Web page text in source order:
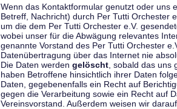
Wenn das Kontaktformular genutzt oder uns
Betreff, Nachricht) durch Per Tutti Orchester
um die dem Per Tutti Orchester e.V.
wobei unser für die Abwägung relevantes
genannte Vorstand des Per Tutti Orchester
Datenübertragung über das Internet nie
Die Daten werden gelöscht , sobald das
haben Betroffene hinsichtlich ihrer Daten
Daten, gegebenenfalls ein Recht auf
gegen die Verarbeitung sowie ein Recht auf
Vereinsvorstand. Außerdem weisen wir